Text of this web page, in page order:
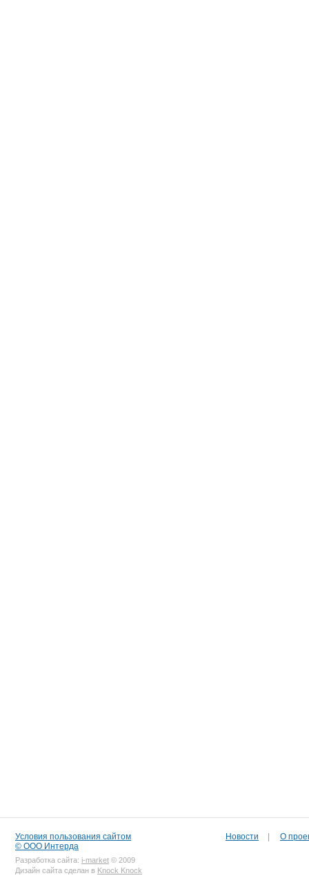
Условия пользования сайтом
© ООО Интерда
Разработка сайта: i-market © 2009
Дизайн сайта сделан в Knock Knock
Новости О